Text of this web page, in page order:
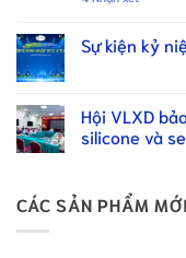
Sự kiện kỷ
Hội VLXD
silicone và
CÁC SẢN PHẨM MỚI